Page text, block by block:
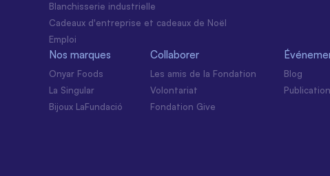
Blanchisserie industrielle
Cadeaux d'entreprise et cadeaux de Noël
Emploi
Nos marques
Onyar Foods
La Singular
Bijoux LaFundació
Collaborer
Les amis de la Fondation
Volontariat
Fondation Give
Blog